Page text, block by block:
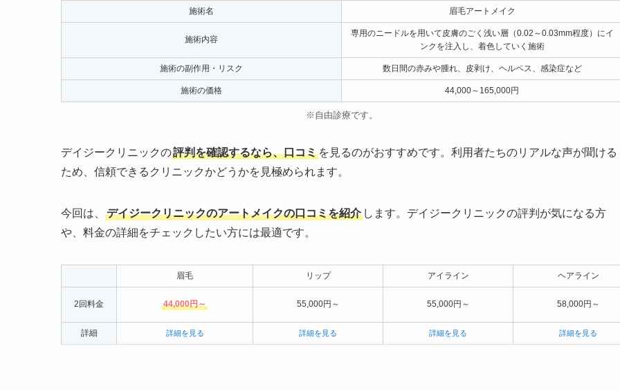
施術名 眉毛アートメイク
施術内容
専用のニードルを用いて皮膚のごく浅い層（0.02～0.03mm程度）にイ
ンクを注入し、着色していく施術
施術の副作用・リスク 数日間の赤みや腫れ、皮剥け、ヘルペス、感染症など
施術の価格 44,000～165,000円
※自由診療です。
デイジークリニックの評判を確認するなら、口コミ を見るのがおすすめです。利用者たちのリアルな声が聞ける
ため、信頼できるクリニックかどうかを見極められます。
今回は、 デイジークリニックのアートメイクの口コミを紹介 します。デイジークリニックの評判が気になる方
や、料金の詳細をチェックしたい方には最適です。
眉毛 リップ アイライン ヘアライン
2回料金 44,000円～ 55,000円～ 55,000円～ 58,000円～
詳細 詳細を見る 詳細を見る 詳細を見る 詳細を見る